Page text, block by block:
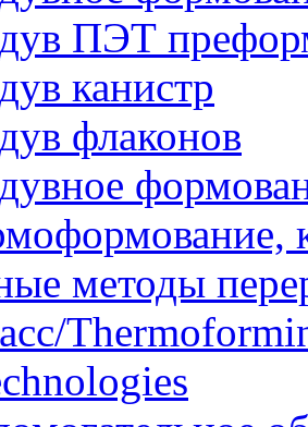
ПЭТ
канистр
флаконов
методы